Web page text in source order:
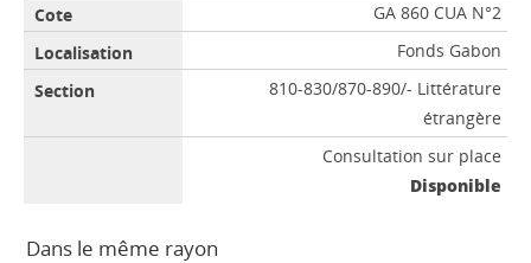
GA 860 CUA N°2
Fonds Gabon
810-830/870-890/- Littérature
étrangère
Consultation sur place
Disponible
Dans le même rayon